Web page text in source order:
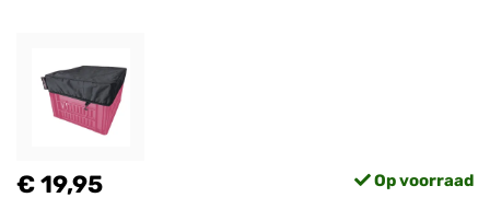
€ 19,95 Op voorraad